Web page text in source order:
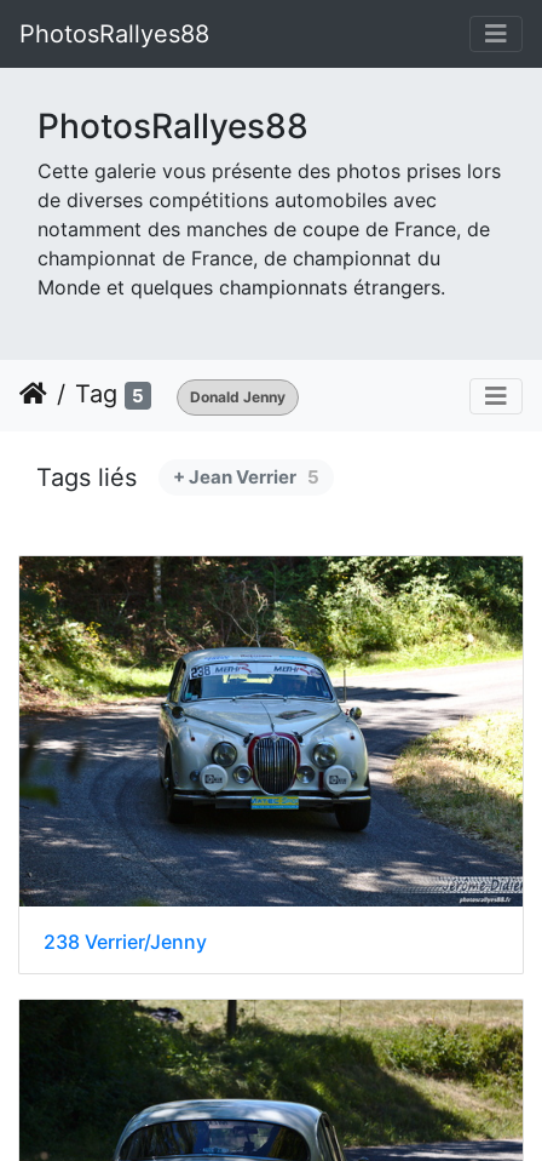
PhotosRallyes88
PhotosRallyes88
Cette galerie vous présente des photos prises lors
de diverses compétitions automobiles avec
notamment des manches de coupe de France, de
championnat de France, de championnat du
Monde et quelques championnats étrangers.
Tag 5 Donald Jenny
Tags liés + Jean Verrier 5
238 Verrier/Jenny